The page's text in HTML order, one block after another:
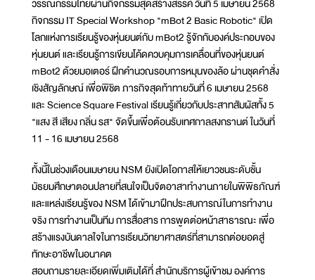
กิจกรรม IT Special Workshop "mBot 2 Basic Robotic" เปิด
โลกแห่งการเรียนรู้ของหุ่นยนต์กับ mBot2 รู้จักกับองค์ประกอบของ
หุ่นยนต์ และเรียนรู้การเขียนโค้ดควบคุมการเคลื่อนที่ของหุ่นยนต์
mBot2 ด้วยมอเตอร์ ฝึกคำนวณรอบการหมุนของล้อ ผ่านชุดคำสั่ง
เชิงสัญลักษณ์ เพื่อพิชิต ภารกิจสุดท้าทายวันที่ 6 เมษายน 2568
และ Science Square Festival เรียนรู้เกี่ยวกับประสาทสัมผัสทั้ง 5
"แสง สี เสียง กลิ่น รส" จัดขึ้นเพื่อต้อนรับเทศกาลสงกรานต์ ในวันที่
11 - 16 เมษายน 2568
ทั้งนี้ในช่วงเดือนเมษายน NSM ยังเปิดโอกาสให้เยาวชนระดับชั้น
มัธยมศึกษาตอนปลายที่สนใจเป็นจิตอาสาทำงานภายในพิพิธภัณฑ์
และแหล่งเรียนรู้ของ NSM ได้เข้ามาฝึกประสบการณ์ในการทำงาน
จริง การทำงานเป็นทีม การสื่อสาร การพูดต่อหน้าสาธารณะ เพื่อ
สร้างแรงบันดาลใจในการเรียนวิทยาศาสตร์ที่สามารถต่อยอดสู่
ทักษะอาชีพในอนาคต
สอบถามรายละเอียดเพิ่มเติมได้ที่ สำนักบริการผู้เข้าชม องค์การ